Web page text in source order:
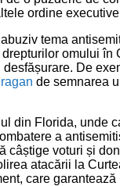
ordine
tema
omului
De
de semnarea
din Florida, unde
a
câștige voturi și
atacării la
care